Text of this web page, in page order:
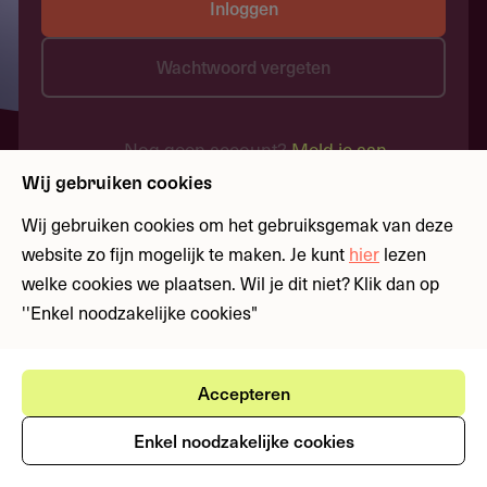
Inloggen
Wachtwoord vergeten
Nog geen account?Meld je aan
Wij gebruiken cookies
Wij gebruiken cookies om het gebruiksgemak van deze
website zo fijn mogelijk te maken. Je kunt hier lezen
welke cookies we plaatsen. Wil je dit niet? Klik dan op
''Enkel noodzakelijke cookies"
Accepteren
Enkel noodzakelijke cookies